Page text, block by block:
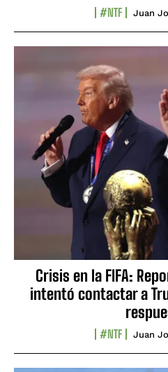
#NTF Juan
Crisis en la FIFA:
intentó contactar a
#NTF Juan